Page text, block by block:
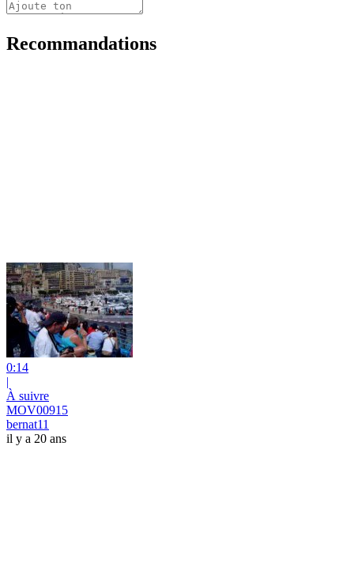
Recommandations
0:14
|
À suivre
MOV00915
bernat11
il y a 20 ans